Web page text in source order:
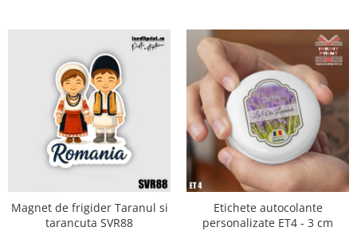
Magnet de frigider Taranul si
tarancuta SVR88
Etichete autocolante
personalizate ET4 - 3 cm